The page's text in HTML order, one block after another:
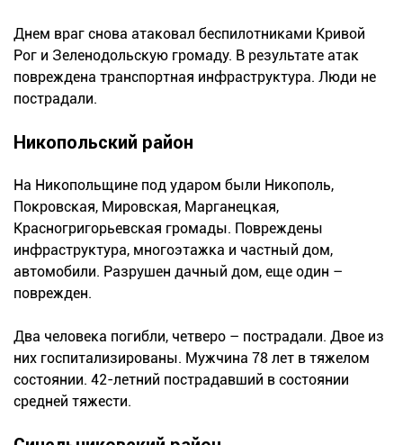
Днем враг снова атаковал беспилотниками Кривой
Рог и Зеленодольскую громаду. В результате атак
повреждена транспортная инфраструктура. Люди не
пострадали.
Никопольский район
На Никопольщине под ударом были Никополь,
Покровская, Мировская, Марганецкая,
Красногригорьевская громады. Повреждены
инфраструктура, многоэтажка и частный дом,
автомобили. Разрушен дачный дом, еще один –
поврежден.
Два человека погибли, четверо – пострадали. Двое из
них госпитализированы. Мужчина 78 лет в тяжелом
состоянии. 42-летний пострадавший в состоянии
средней тяжести.